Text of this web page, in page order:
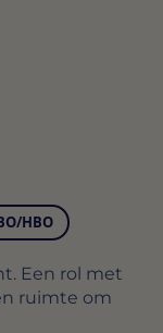
HBO
Een rol met
ruimte om